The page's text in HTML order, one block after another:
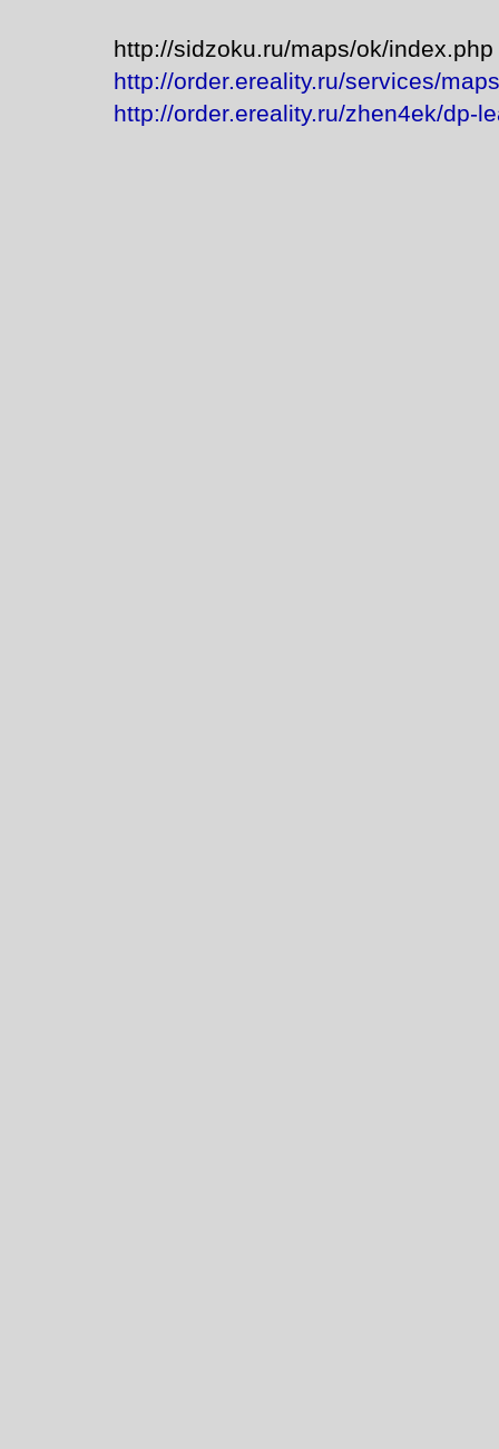
http://sidzoku.ru/maps/ok/index.php
http://order.ereality.ru/services/
http://order.ereality.ru/zhen4ek/dp-